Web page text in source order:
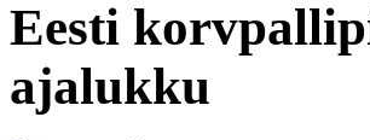
Eesti
ajalukku